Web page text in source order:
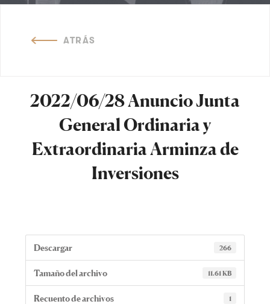
ATRÁS
2022/06/28 Anuncio Junta
General Ordinaria y
Extraordinaria Arminza de
Inversiones
Descargar 266
Tamaño del archivo 11.61 KB
Recuento de archivos 1